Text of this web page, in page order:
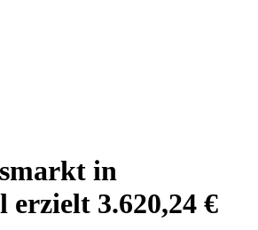
in
erzielt 3.620,24 €